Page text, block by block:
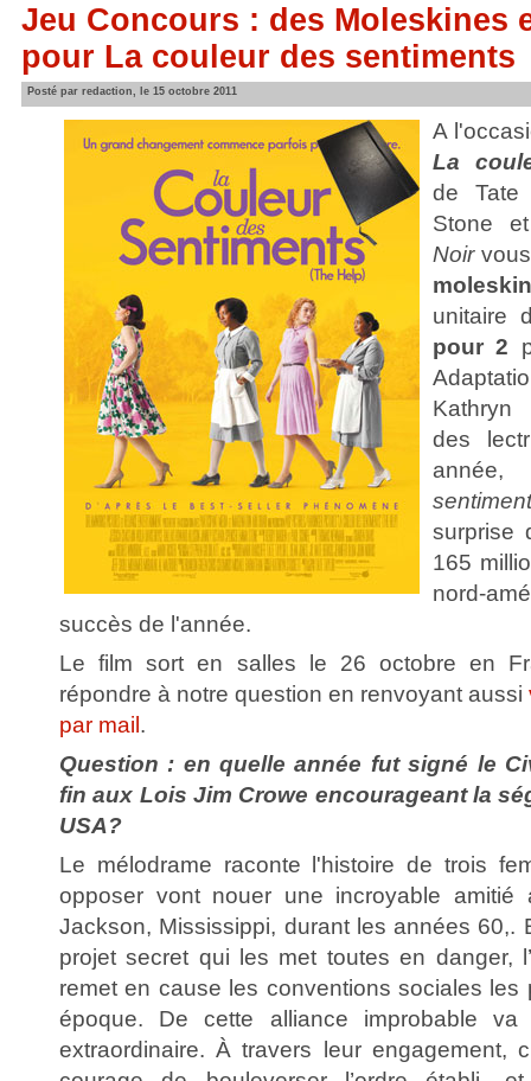
Jeu Concours : des Moleskines
pour La couleur des sentiments
Posté par redaction, le 15 octobre 2011
A
La
de Tate
Stone
Noir
unitaire
pour 2
Kathryn
des
surprise
165
nord-
succès de l'année.
Le film sort en salles le 26 octobre en
répondre à notre question en renvoyant aussi
par mail.
Question : en quelle année fut signé le
fin aux Lois Jim Crowe encourageant la
USA?
Le mélodrame raconte l'histoire de trois
opposer vont nouer une incroyable
Jackson, Mississippi, durant les années 60,.
projet secret qui les met toutes en danger,
remet en cause les conventions sociales les
époque. De cette alliance improbable va
extraordinaire. À travers leur engagement,